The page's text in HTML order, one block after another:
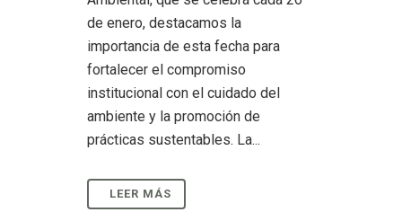
de enero, destacamos la
importancia de esta fecha para
fortalecer el compromiso
institucional con el cuidado del
ambiente y la promoción de
prácticas sustentables. La...